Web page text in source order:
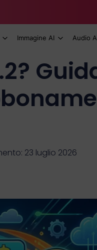
Immagine AI Audio
23 luglio 2026